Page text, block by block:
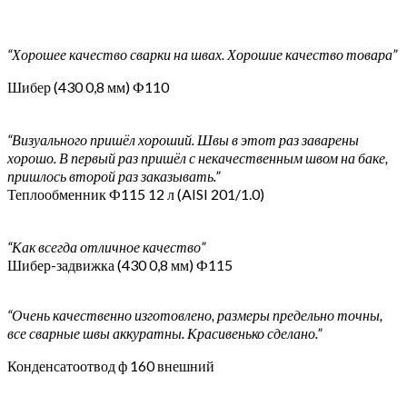
“Хорошее качество сварки на швах. Хорошие качество товара”
Шибер (430 0,8 мм) Ф110
“Визуального пришёл хороший. Швы в этот раз заварены
хорошо. В первый раз пришёл с некачественным швом на баке,
пришлось второй раз заказывать.”
Теплообменник Ф115 12 л (AISI 201/1.0)
“Как всегда отличное качество”
Шибер-задвижка (430 0,8 мм) Ф115
“Очень качественно изготовлено, размеры предельно точны,
все сварные швы аккуратны. Красивенько сделано.”
Конденсатоотвод ф 160 внешний